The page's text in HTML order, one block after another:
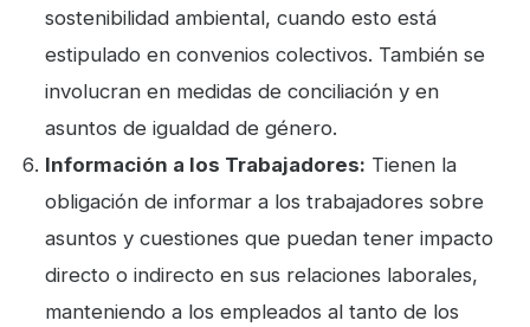
sostenibilidad ambiental, cuando esto está
estipulado en convenios colectivos. También se
involucran en medidas de conciliación y en
asuntos de igualdad de género.
Información a los Trabajadores: Tienen la
obligación de informar a los trabajadores sobre
asuntos y cuestiones que puedan tener impacto
directo o indirecto en sus relaciones laborales,
manteniendo a los empleados al tanto de los